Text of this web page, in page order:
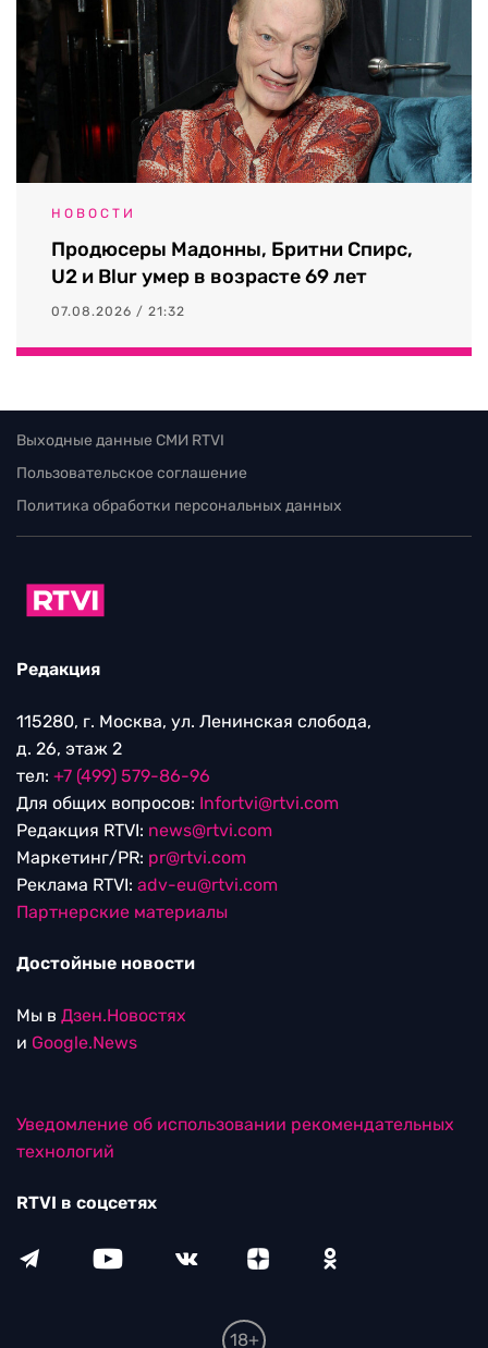
НОВОСТИ
Продюсеры Мадонны, Бритни Спирс,
U2 и Blur умер в возрасте 69 лет
07.08.2026 / 21:32
Выходные данные СМИ RTVI
Пользовательское соглашение
Политика обработки персональных данных
Редакция
115280, г. Москва, ул. Ленинская слобода,
д. 26, этаж 2
тел: +7 (499) 579-86-96
Для общих вопросов: Infortvi@rtvi.com
Редакция RTVI: news@rtvi.com
Маркетинг/PR: pr@rtvi.com
Реклама RTVI: adv-eu@rtvi.com
Партнерские материалы
Достойные новости
Мы в Дзен.Новостях
и Google.News
Уведомление об использовании рекомендательных
технологий
RTVI в соцсетях
18+